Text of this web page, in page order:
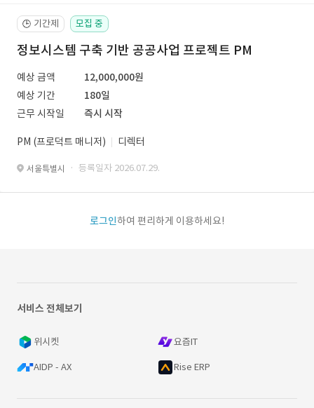
🕒 기간제 모집 중
정보시스템 구축 기반 공공사업 프로젝트 PM
예상 금액
12,000,000원
예상 기간
180일
근무 시작일
즉시 시작
PM (프로덕트 매니저) 디렉터
서울특별시 · 등록일자 2026.07.29.
로그인하여 편리하게 이용하세요!
서비스 전체보기
위시켓 요즘IT
AIDP - AX Rise ERP